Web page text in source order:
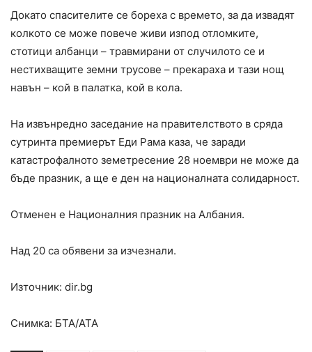
Докато спасителите се бореха с времето, за да извадят
колкото се може повече живи изпод отломките,
стотици албанци – травмирани от случилото се и
нестихващите земни трусове – прекараха и тази нощ
навън – кой в палатка, кой в кола.
На извънредно заседание на правителството в сряда
сутринта премиерът Еди Рама каза, че заради
катастрофалното земетресение 28 ноември не може да
бъде празник, а ще е ден на националната солидарност.
Отменен е Националния празник на Албания.
Над 20 са обявени за изчезнали.
Източник: dir.bg
Снимка: БТА/АТА